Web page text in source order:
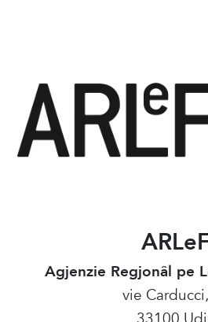
Agjenzie Regjonâl pe
vie